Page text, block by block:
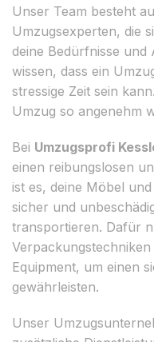
Unser Team besteht
Umzugsexperten, die
deine Bedürfnisse
wissen, dass ein
stressige Zeit sein
Umzug so angenehm
Bei Umzugsprofi
einen reibungslosen
ist es, deine Möbel
sicher und
transportieren. Dafür
Equipment, um einen
gewährleisten.
Unser